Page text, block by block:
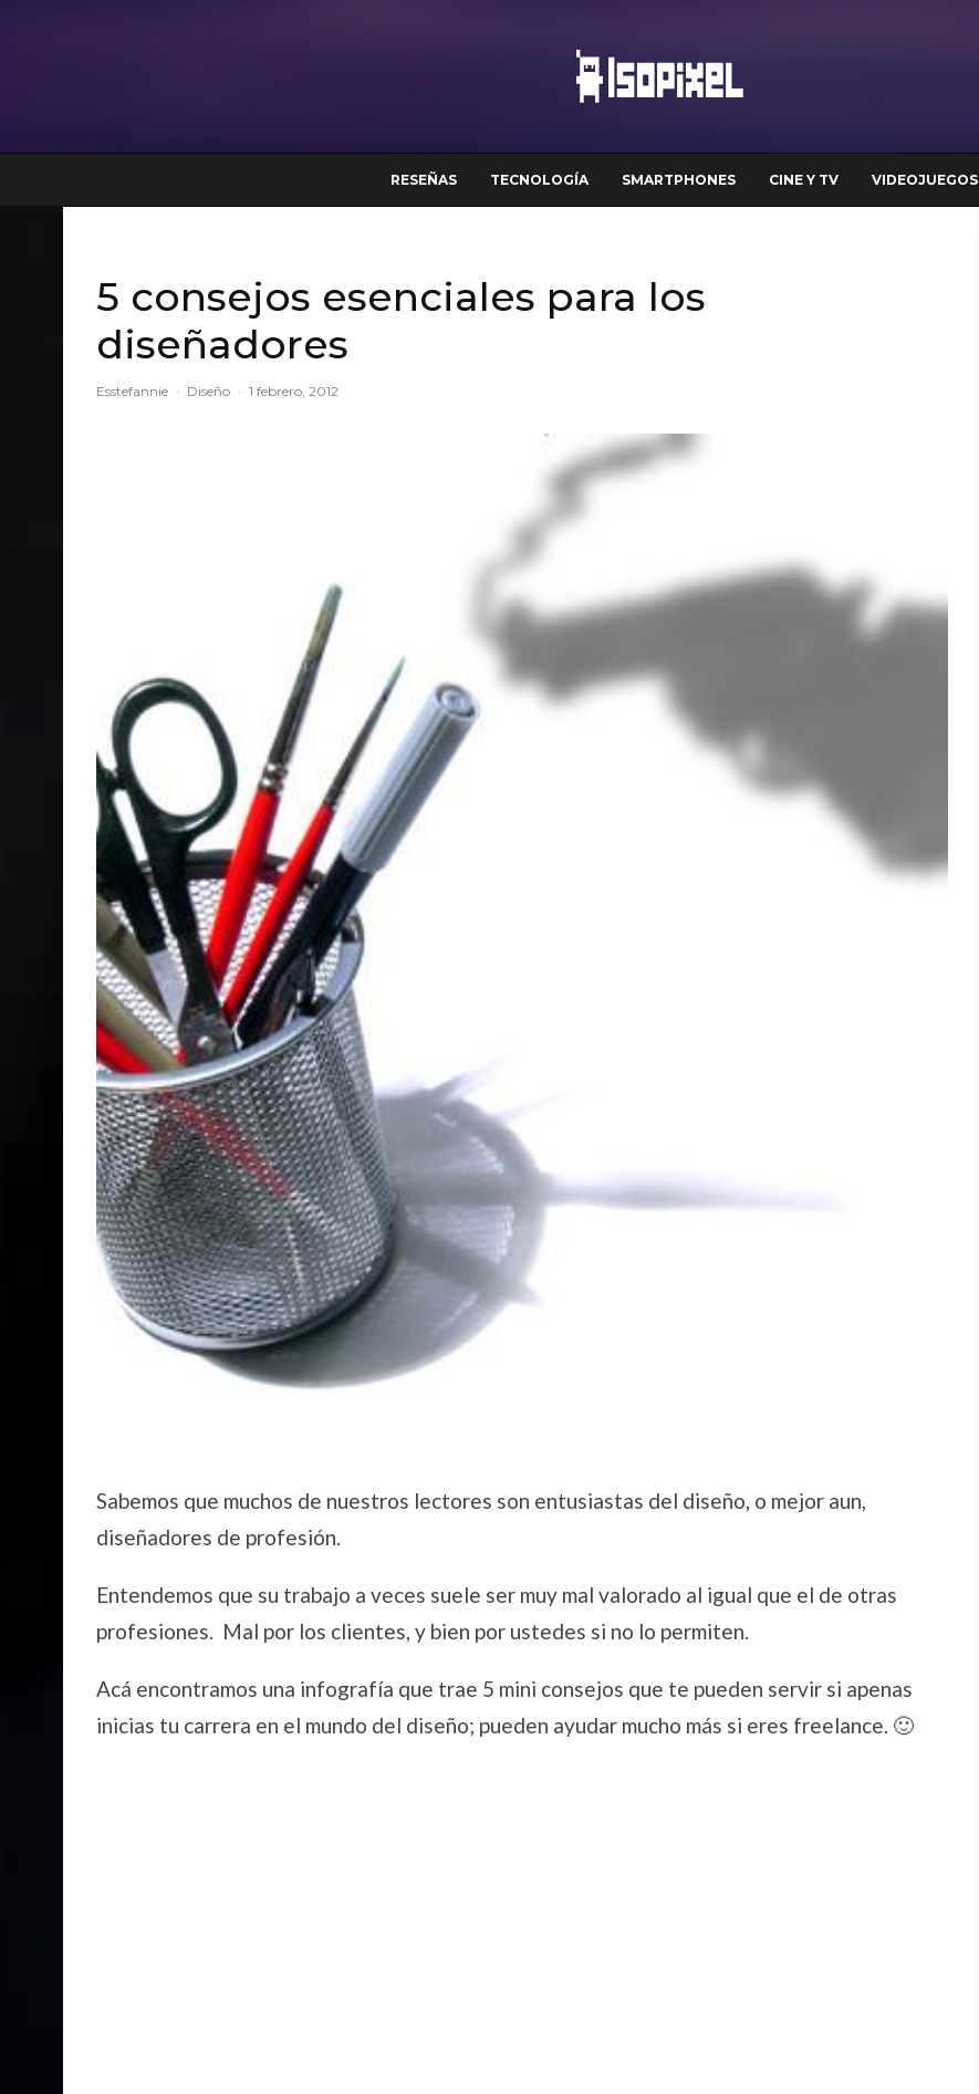
RESEÑAS TECNOLOGÍA SMARTPHONES CINE Y TV VIDEOJUEGOS
5 consejos esenciales para los
diseñadores
Esstefannie · Diseño · 1 febrero, 2012
Sabemos que muchos de nuestros lectores son entusiastas del diseño, o mejor aun,
diseñadores de profesión.
Entendemos que su trabajo a veces suele ser muy mal valorado al igual que el de otras
profesiones. Mal por los clientes, y bien por ustedes si no lo permiten.
Acá encontramos una infografía que trae 5 mini consejos que te pueden servir si apenas
inicias tu carrera en el mundo del diseño; pueden ayudar mucho más si eres freelance. 🙂